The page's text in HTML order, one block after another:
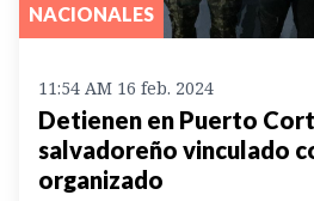
NACIONALES
11:54 AM 16 feb. 2024
Detienen en Puerto
salvadoreño vinculado
organizado